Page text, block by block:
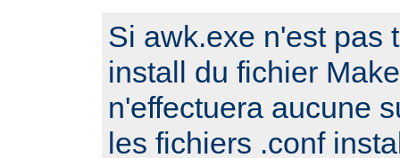
Si awk.exe n'est pas
install du fichier
n'effectuera aucune
les fichiers .conf